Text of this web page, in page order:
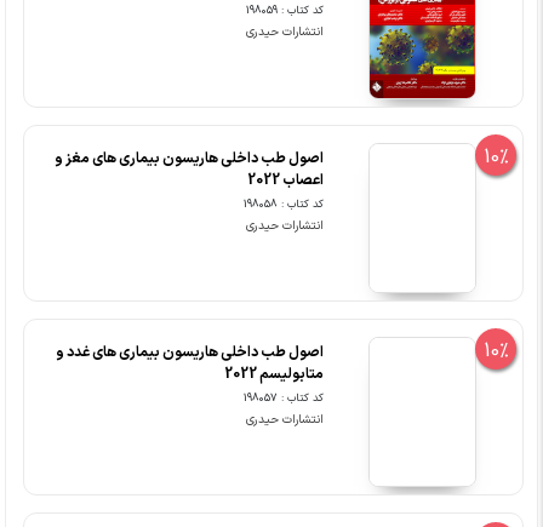
کد کتاب : 198059
انتشارات حیدری
10%
اصول طب داخلی هاریسون بیماری های مغز و
اعصاب 2022
کد کتاب : 198058
انتشارات حیدری
10%
اصول طب داخلی هاریسون بیماری های غدد و
متابولیسم 2022
کد کتاب : 198057
انتشارات حیدری